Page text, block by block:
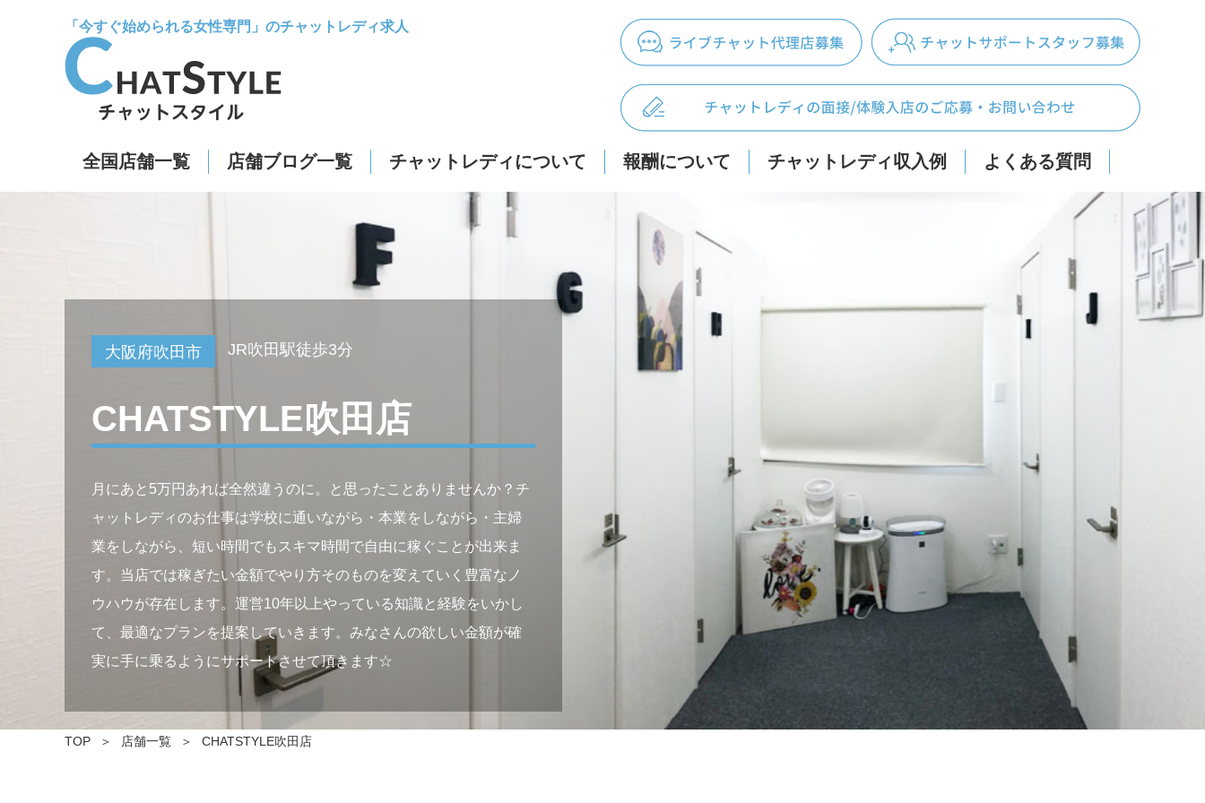
「今すぐ始められる女性専門」のチャットレディ求人
全国店舗一覧 店舗ブログ一覧 チャットレディについて 報酬について チャットレディ収入例 よくある質問
大阪府吹田市 JR吹田駅徒歩3分
CHATSTYLE吹田店
月にあと5万円あれば全然違うのに。と思ったことありませんか？チ
ャットレディのお仕事は学校に通いながら・本業をしながら・主婦
業をしながら、短い時間でもスキマ時間で自由に稼ぐことが出来ま
す。当店では稼ぎたい金額でやり方そのものを変えていく豊富なノ
ウハウが存在します。運営10年以上やっている知識と経験をいかし
て、最適なプランを提案していきます。みなさんの欲しい金額が確
実に手に乗るようにサポートさせて頂きます☆
TOP 店舗一覧 CHATSTYLE吹田店